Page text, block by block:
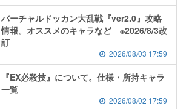
バーチャルドッカン大乱戦『ver2.0』攻略
情報。オススメのキャラなど ※2026/8/3改
訂
2026/08/03 17:59
『EX必殺技』について。仕様・所持キャラ
一覧
2026/08/02 17:59